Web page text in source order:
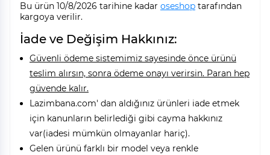
Bu ürün 10/8/2026 tarihine kadar oseshop tarafından
kargoya verilir.
İade ve Değişim Hakkınız:
Güvenli ödeme sistemimiz sayesinde önce ürünü
teslim alırsın, sonra ödeme onayı verirsin. Paran hep
güvende kalır.
Lazimbana.com' dan aldığınız ürünleri iade etmek
için kanunların belirlediği gibi cayma hakkınız
var(iadesi mümkün olmayanlar hariç).
Gelen ürünü farklı bir model veya renkle